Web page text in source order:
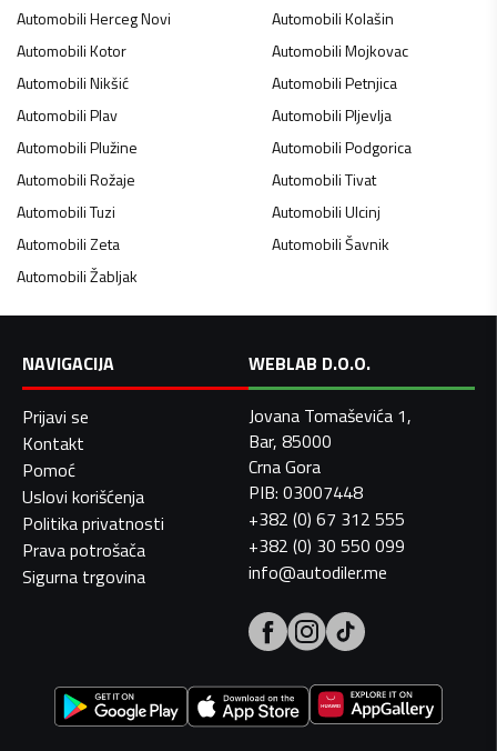
AutomobiliHerceg Novi AutomobiliKolašin
AutomobiliKotor AutomobiliMojkovac
AutomobiliNikšić AutomobiliPetnjica
AutomobiliPlav AutomobiliPljevlja
AutomobiliPlužine AutomobiliPodgorica
AutomobiliRožaje AutomobiliTivat
AutomobiliTuzi AutomobiliUlcinj
AutomobiliZeta AutomobiliŠavnik
AutomobiliŽabljak
NAVIGACIJA
Prijavi se
Kontakt
Pomoć
Uslovi korišćenja
Politika privatnosti
Prava potrošača
Sigurna trgovina
WEBLAB D.O.O.
Jovana Tomaševića 1,
Bar, 85000
Crna Gora
PIB: 03007448
+382 (0) 67 312 555
+382 (0) 30 550 099
info@autodiler.me